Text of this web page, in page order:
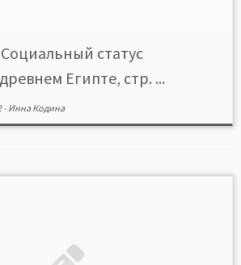
статус
Египте, стр. ...
- Инна Кодина